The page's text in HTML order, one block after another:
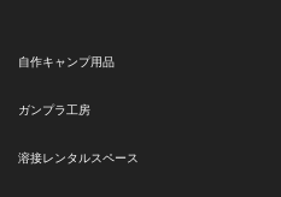
自作キャンプ用品
ガンプラ工房
溶接レンタルスペース